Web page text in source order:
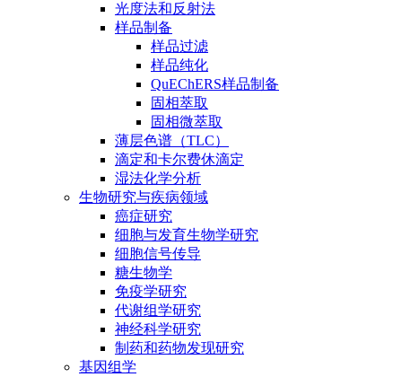
光度法和反射法
样品制备
样品过滤
样品纯化
QuEChERS样品制备
固相萃取
固相微萃取
薄层色谱（TLC）
滴定和卡尔费休滴定
湿法化学分析
生物研究与疾病领域
癌症研究
细胞与发育生物学研究
细胞信号传导
糖生物学
免疫学研究
代谢组学研究
神经科学研究
制药和药物发现研究
基因组学